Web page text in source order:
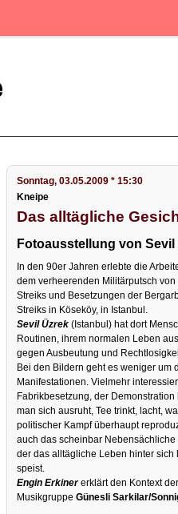
Sonntag, 03.05.2009 * 15:30
Kneipe
Das alltägliche
Fotoausstellung von
In den 90er Jahren erlebte die
dem verheerenden Militärputsch
Streiks und Besetzungen der
Streiks in Köseköy, in Istanbul.
Sevil Üzrek (Istanbul) hat dort
Routinen, ihrem normalen Leben
gegen Ausbeutung und
Bei den Bildern geht es weniger um
Manifestationen. Vielmehr
Fabrikbesetzung, der
man sich ausruht, Tee trinkt, lacht,
politischer Kampf überhaupt
auch das scheinbar
der das alltägliche Leben hinter
speist.
Engin Erkinererklärt den Kontext
MusikgruppeGünesli Sarkilar/